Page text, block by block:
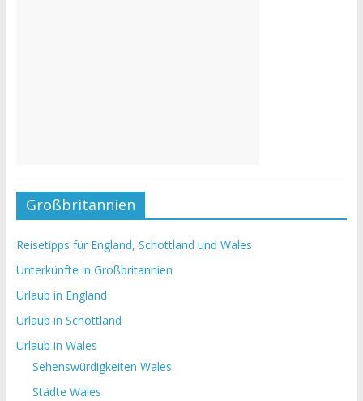
Großbritannien
Reisetipps für England, Schottland und Wales
Unterkünfte in Großbritannien
Urlaub in England
Urlaub in Schottland
Urlaub in Wales
Sehenswürdigkeiten Wales
Städte Wales